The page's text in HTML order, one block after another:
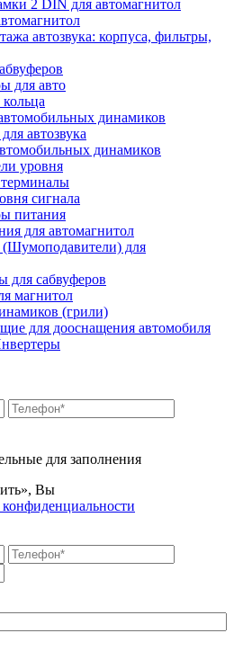
2 DIN для автомагнитол
автозвука: корпуса, фильтры,
для авто
динамиков
автозвука
динамиков
уровня
сигнала
питания
для автомагнитол
для
для сабвуферов
магнитол
(грили)
для дооснащения автомобиля
для заполнения
Вы